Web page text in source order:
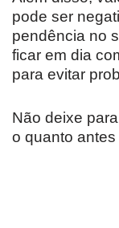
pode ser
pendência no
ficar em dia
para evitar
Não deixe
o quanto